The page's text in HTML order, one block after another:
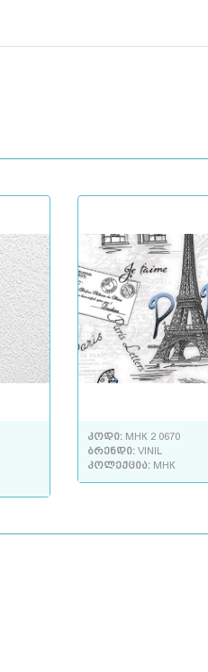
კოდი: МНК 2 0670
ბრენდი: VINIL
კოლექცია: МНК